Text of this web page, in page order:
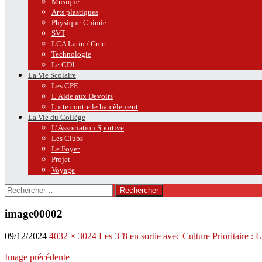
Arts plastiques
Physique-Chimie
SVT
LCA Latin / Grec
Technologie
Le CDI
La Vie Scolaire
Les CPE
L’Aide aux Devoirs
Lutte contre le harcèlement
La Vie du Collège
L’Association Sportive
Les Clubs
Le Foyer
Projet
Voyage
Rechercher :
image00002
09/12/2024 4032 × 3024 Les 3°8 en sortie avec Culture Prioritaire :
Image précédente